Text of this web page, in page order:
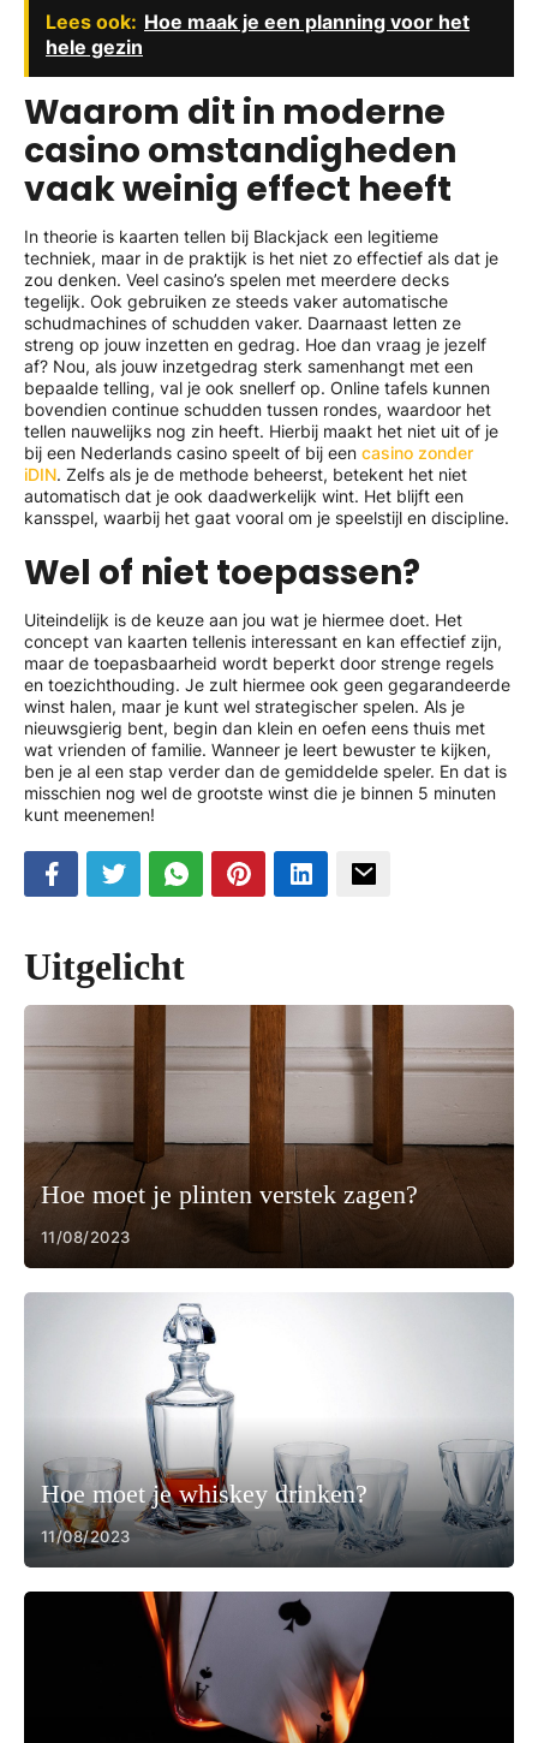
Lees ook: Hoe maak je een planning voor het
hele gezin
Waarom dit in moderne
casino omstandigheden
vaak weinig effect heeft
In theorie is kaarten tellen bij Blackjack een legitieme
techniek, maar in de praktijk is het niet zo effectief als dat je
zou denken. Veel casino’s spelen met meerdere decks
tegelijk. Ook gebruiken ze steeds vaker automatische
schudmachines of schudden vaker. Daarnaast letten ze
streng op jouw inzetten en gedrag. Hoe dan vraag je jezelf
af? Nou, als jouw inzetgedrag sterk samenhangt met een
bepaalde telling, val je ook snellerf op. Online tafels kunnen
bovendien continue schudden tussen rondes, waardoor het
tellen nauwelijks nog zin heeft. Hierbij maakt het niet uit of je
bij een Nederlands casino speelt of bij een casino zonder
iDIN. Zelfs als je de methode beheerst, betekent het niet
automatisch dat je ook daadwerkelijk wint. Het blijft een
kansspel, waarbij het gaat vooral om je speelstijl en discipline.
Wel of niet toepassen?
Uiteindelijk is de keuze aan jou wat je hiermee doet. Het
concept van kaarten tellenis interessant en kan effectief zijn,
maar de toepasbaarheid wordt beperkt door strenge regels
en toezichthouding. Je zult hiermee ook geen gegarandeerde
winst halen, maar je kunt wel strategischer spelen. Als je
nieuwsgierig bent, begin dan klein en oefen eens thuis met
wat vrienden of familie. Wanneer je leert bewuster te kijken,
ben je al een stap verder dan de gemiddelde speler. En dat is
misschien nog wel de grootste winst die je binnen 5 minuten
kunt meenemen!
Uitgelicht
Hoe moet je plinten verstek zagen?
11/08/2023
Hoe moet je whiskey drinken?
11/08/2023